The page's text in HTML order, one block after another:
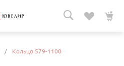
/ Кольцо 579-1100